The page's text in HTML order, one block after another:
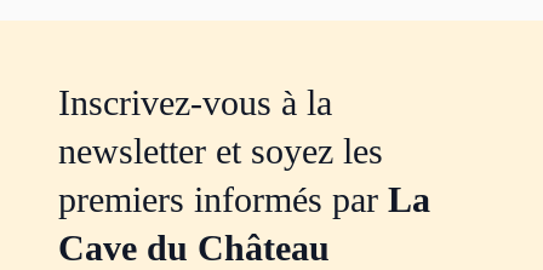
Inscrivez-vous à la
newsletter et soyez les
premiers informés par La
Cave du Château